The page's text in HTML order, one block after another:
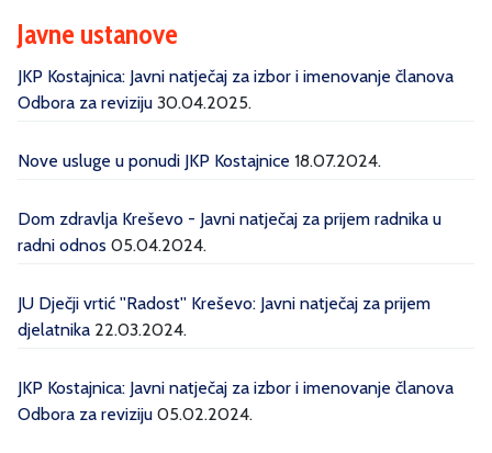
Javne ustanove
JKP Kostajnica: Javni natječaj za izbor i imenovanje članova
Odbora za reviziju 30.04.2025.
Nove usluge u ponudi JKP Kostajnice 18.07.2024.
Dom zdravlja Kreševo - Javni natječaj za prijem radnika u
radni odnos 05.04.2024.
JU Dječji vrtić ''Radost'' Kreševo: Javni natječaj za prijem
djelatnika 22.03.2024.
JKP Kostajnica: Javni natječaj za izbor i imenovanje članova
Odbora za reviziju 05.02.2024.